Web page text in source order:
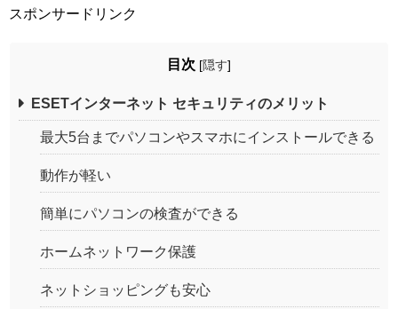
スポンサードリンク
目次 [隠す]
ESETインターネット セキュリティのメリット
最大5台までパソコンやスマホにインストールできる
動作が軽い
簡単にパソコンの検査ができる
ホームネットワーク保護
ネットショッピングも安心